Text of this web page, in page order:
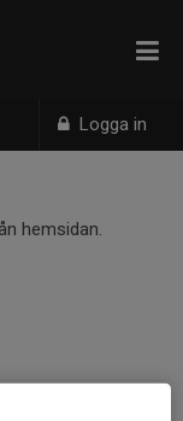
Logga in
hemsidan.